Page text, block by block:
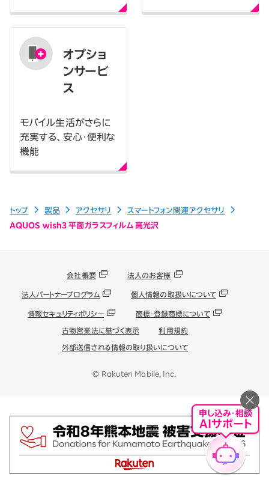
申し込み・相談
AIサポート
オプショ
ンサービ
ス
モバイル生活がさらに
充実する、安心・便利な
機能
トップ 製品 アクセサリ
スマートフォン関連アクセサリ
AQUOS wish3 平面ガラスフィルム 高光沢
会社概要 法人のお客様
法人パートナープログラム 個人情報の取扱いについて
情報セキュリティポリシー 商標・登録商標について
古物営業法に基づく表示 利用規約
外部送信される情報の取り扱いについて
© Rakuten Mobile, Inc.